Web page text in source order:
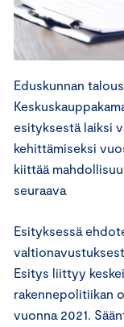
Eduskunnan
esityksestä laiksi
kehittämiseksi
kiittää
seuraava
Esityksessä
Esitys liittyy
rakennepolitiikan
vuonna 2021.